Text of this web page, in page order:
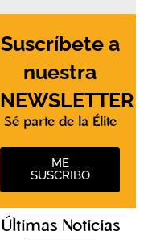
Suscríbete a
nuestra
NEWSLETTER
Sé parte de la Élite
ME
SUSCRIBO
Últimas Noticias